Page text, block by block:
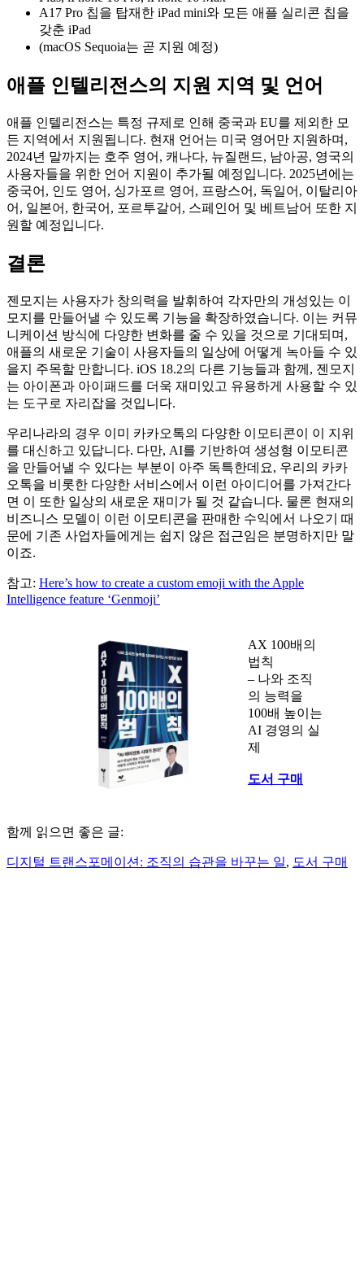
A17 Pro 칩을 탑재한 iPad mini와 모든 애플 실리콘 칩을
갖춘 iPad
(macOS Sequoia는 곧 지원 예정)
애플 인텔리전스의 지원 지역 및 언어
애플 인텔리전스는 특정 규제로 인해 중국과 EU를 제외한 모
든 지역에서 지원됩니다. 현재 언어는 미국 영어만 지원하며,
2024년 말까지는 호주 영어, 캐나다, 뉴질랜드, 남아공, 영국의
사용자들을 위한 언어 지원이 추가될 예정입니다. 2025년에는
중국어, 인도 영어, 싱가포르 영어, 프랑스어, 독일어, 이탈리아
어, 일본어, 한국어, 포르투갈어, 스페인어 및 베트남어 또한 지
원할 예정입니다.
결론
젠모지는 사용자가 창의력을 발휘하여 각자만의 개성있는 이
모지를 만들어낼 수 있도록 기능을 확장하였습니다. 이는 커뮤
니케이션 방식에 다양한 변화를 줄 수 있을 것으로 기대되며,
애플의 새로운 기술이 사용자들의 일상에 어떻게 녹아들 수 있
을지 주목할 만합니다. iOS 18.2의 다른 기능들과 함께, 젠모지
는 아이폰과 아이패드를 더욱 재미있고 유용하게 사용할 수 있
는 도구로 자리잡을 것입니다.
우리나라의 경우 이미 카카오톡의 다양한 이모티콘이 이 지위
를 대신하고 있답니다. 다만, AI를 기반하여 생성형 이모티콘
을 만들어낼 수 있다는 부분이 아주 독특한데요, 우리의 카카
오톡을 비롯한 다양한 서비스에서 이런 아이디어를 가져간다
면 이 또한 일상의 새로운 재미가 될 것 같습니다. 물론 현재의
비즈니스 모델이 이런 이모티콘을 판매한 수익에서 나오기 때
문에 기존 사업자들에게는 쉽지 않은 접근임은 분명하지만 말
이죠.
참고: Here’s how to create a custom emoji with the Apple
Intelligence feature ‘Genmoji’
AX 100배의
법칙
– 나와 조직
의 능력을
100배 높이는
AI 경영의 실
제
도서 구매
함께 읽으면 좋은 글:
디지털 트랜스포메이션: 조직의 습관을 바꾸는 일, 도서 구매